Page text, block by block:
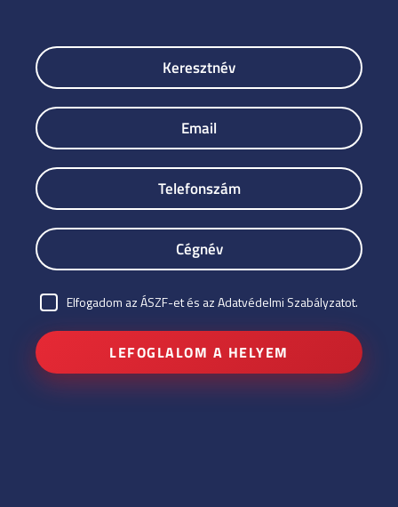
Elfogadom az ÁSZF-et és az Adatvédelmi Szabályzatot.
LEFOGLALOM A HELYEM